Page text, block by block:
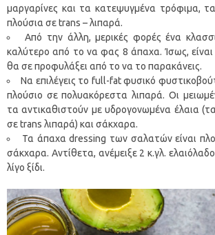
μαργαρίνες και τα κατεψυγμένα τρόφιμα,
πλούσια σε trans – λιπαρά.
Από την άλλη, μερικές φορές ένα
καλύτερο από το να φας 8 άπαχα. Ίσως, είναι
θα σε προφυλάξει από το να το παρακάνεις.
Να επιλέγεις το full-fat φυσικό
πλούσιο σε πολυακόρεστα λιπαρά. Οι
τα αντικαθιστούν με υδρογονωμένα έλαια
σε trans λιπαρά) και σάκχαρα.
Τα άπαχα dressing των σαλατών είναι
σάκχαρα. Αντίθετα, ανέμειξε 2 κ.γλ.
λίγο ξίδι.